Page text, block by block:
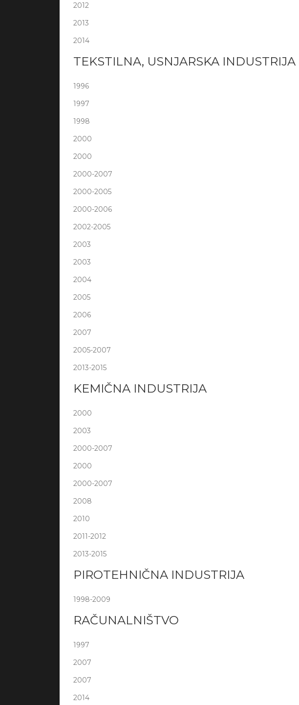
2012
2013
2014
TEKSTILNA, USNJARSKA INDUSTRIJA
1996
1997
1998
2000
2000
2000-2007
2000-2005
2000-2006
2002-2005
2003
2003
2004
2005
2006
2007
2005-2007
2013-2015
KEMIČNA INDUSTRIJA
2000
2003
2000-2007
2000
2000-2007
2008
2010
2011-2012
2013-2015
PIROTEHNIČNA INDUSTRIJA
1998-2009
RAČUNALNIŠTVO
1997
2007
2007
2014